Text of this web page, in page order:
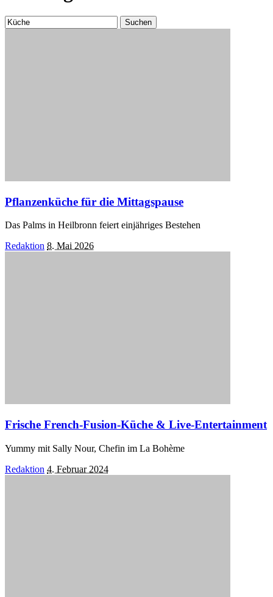
Suchen
nach:
Pflanzenküche für die Mittagspause
Das Palms in Heilbronn feiert einjähriges Bestehen
Posted
Redaktion 8. Mai 2026
Frische French-Fusion-Küche & Live-Entertainment
Yummy mit Sally Nour, Chefin im La Bohème
Posted
Redaktion 4. Februar 2024